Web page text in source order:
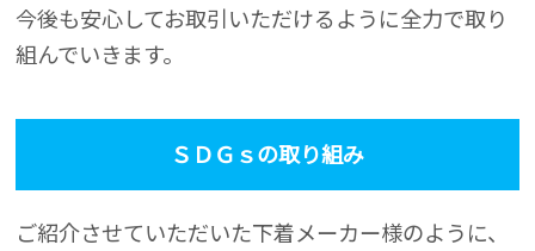
今後も安心してお取引いただけるように全力で取り
組んでいきます。
ＳＤＧｓの取り組み
ご紹介させていただいた下着メーカー様のように、